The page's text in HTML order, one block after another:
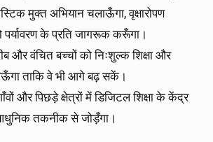
मुक्त अभियान चलाऊँगा, वृक्षारोपण
के प्रति जागरूक करूँगा।
और वंचित बच्चों को निःशुल्क शिक्षा और
ताकि वे भी आगे बढ़ सकें।
और पिछड़े क्षेत्रों में डिजिटल शिक्षा के केंद्र
तकनीक से जोड़ँगा।